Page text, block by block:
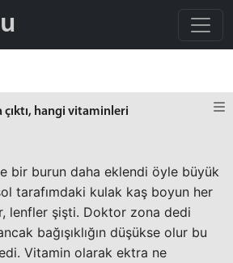
çıktı, hangi vitaminleri
bir burun daha eklendi öyle büyük
tarafımdaki kulak kaş boyun her
lenfler şişti. Doktor zona dedi
bağışıklığın düşükse olur bu
Vitamin olarak ektra ne